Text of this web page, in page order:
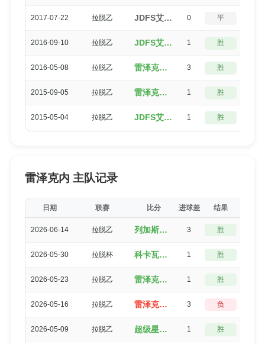
2017-07-22 拉脱乙 JDFS艾尔贝茨（1-1）雷泽克内 0 平
2016-09-10 拉脱乙 JDFS艾尔贝茨（1-0）雷泽克内 1 胜
2016-05-08 拉脱乙 雷泽克内（3-0）JDFS艾尔贝茨 3 胜
2015-09-05 拉脱乙 雷泽克内（1-0）JDFS艾尔贝茨 1 胜
2015-05-04 拉脱乙 JDFS艾尔贝茨（2-1）雷泽克内 1 胜
雷泽克内 主队记录
日期 联赛 比分 进球差 结果
2026-06-14 拉脱乙 列加斯B队（3-0）雷泽克内 3 胜
2026-05-30 拉脱杯 科卡瓦（2-1）雷泽克内 1 胜
2026-05-23 拉脱乙 雷泽克内（2-1）里加FCB队 1 胜
2026-05-16 拉脱乙 雷泽克内（1-4）图库姆斯B队 3 负
2026-05-09 拉脱乙 超级星B队（1-0）雷泽克内 1 胜